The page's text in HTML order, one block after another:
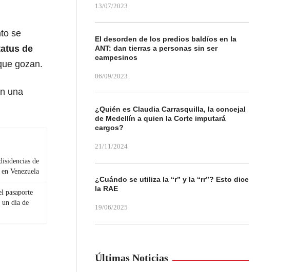
se
de
gozan.
una
de
Venezuela
pasaporte
un día de
13/07/2023
El desorden de los predios baldíos en la
ANT: dan tierras a personas sin ser
campesinos
06/09/2023
¿Quién es Claudia Carrasquilla, la concejal
de Medellín a quien la Corte imputará
cargos?
21/11/2024
¿Cuándo se utiliza la “r” y la “rr”? Esto dice
la RAE
19/06/2025
Últimas Noticias